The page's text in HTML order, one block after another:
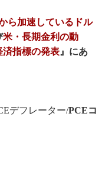
ら加速しているドル
米・長期金利の動
済指標の発表』にあ
デフレーター/PCEコ